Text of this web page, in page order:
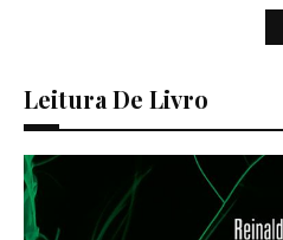
Leitura De Livro